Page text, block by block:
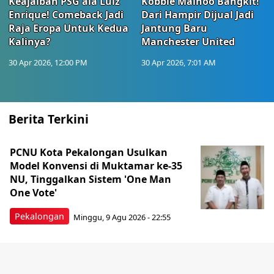
Enrique! Comeback Jadi
Raja Eropa Untuk Kedua
Kalinya?
30 Apr 2026, 12:00 PM
Dari Hampir Dijual Jadi
Jantung Baru
Manchester United
30 Apr 2026, 7:01 AM
Berita Terkini
Pekalongan
PCNU Kota Pekalongan Usulkan
Model Konvensi di Muktamar ke-35
NU, Tinggalkan Sistem 'One Man
One Vote'
Minggu, 9 Agu 2026 - 22:55